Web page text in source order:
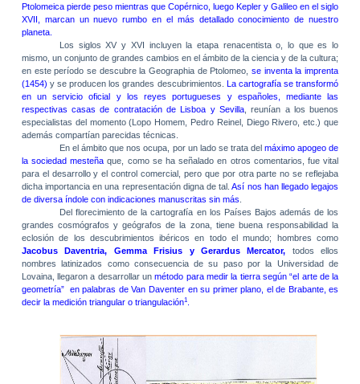
Ptolomeica pierde peso mientras que Copérnico, luego Kepler y Galileo en el siglo
XVII, marcan un nuevo rumbo en el más detallado conocimiento de nuestro
planeta.
Los siglos XV y XVI incluyen la etapa renacentista o, lo que es lo
mismo, un conjunto de grandes cambios en el ámbito de la ciencia y de la cultura;
en este período se descubrela Geographia de Ptolomeo,se inventa la imprenta
(1454) y se producen los grandes descubrimientos. La cartografía se transformó
en un servicio oficial y los reyes portugueses y españoles, mediante las
respectivas casas de contratación de Lisboa y Sevilla, reunían a los buenos
especialistas del momento (Lopo Homem, Pedro Reinel, Diego Rivero, etc.) que
además compartían parecidas técnicas.
En el ámbito que nos ocupa, por un lado se trata del máximo apogeo de
la sociedad mesteña que, como se ha señalado en otros comentarios, fue vital
para el desarrollo y el control comercial, pero que por otra parte no se reflejaba
dicha importancia en una representación digna de tal.Así nos han llegado legajos
de diversa índole con indicaciones manuscritas sin más
Del florecimiento de la cartografía en los Países Bajos además de los
grandes cosmógrafos y geógrafos de la zona, tiene buena responsabilidad la
eclosión de los descubrimientos ibéricos en todo el mundo; hombres como
Jacobus Daventria, Gemma Frisius y Gerardus Mercator, todos ellos
nombres latinizados como consecuencia de su paso porla Universidadde
Lovaina, llegaron a desarrollar unmétodo para medir la tierra según “el arte de la
geometría” en palabras de Van Daventer en su primer plano, el de Brabante, es
decir la medición triangular o triangulación1.